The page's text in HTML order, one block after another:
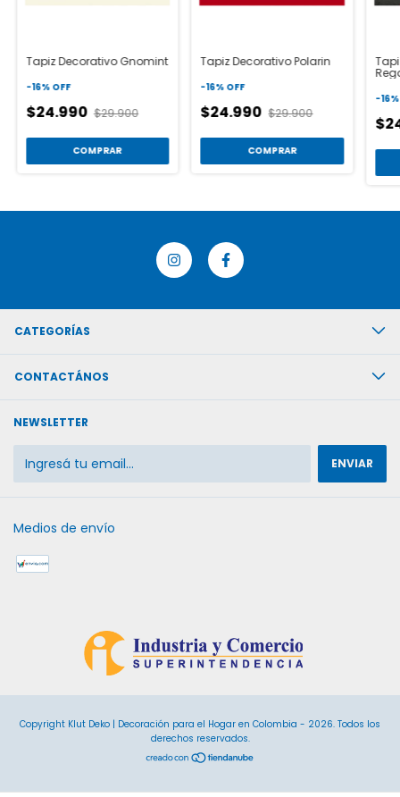
Tapiz Decorativo Gnomint
-16% OFF
$24.990 $29.900
COMPRAR
Tapiz Decorativo Polarin
-16% OFF
$24.990 $29.900
COMPRAR
-16
CATEGORÍAS
CONTACTÁNOS
NEWSLETTER
Medios de envío
Copyright Klut Deko | Decoración para el Hogar en Colombia - 2026. Todos los
derechos reservados.